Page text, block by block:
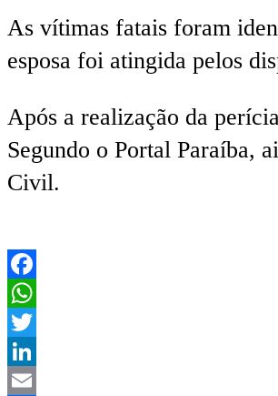
As vítimas fatais foram
esposa foi atingida pelos
Após a realização da
Segundo o Portal Paraíba,
Civil.
Facebook
WhatsApp
Twitter
LinkedIn